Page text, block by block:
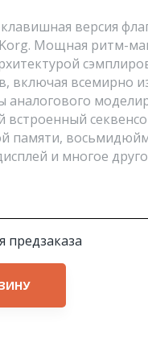
версия
Мощная ритм-
включая всемирно
аналогового
памяти,
и многое
предзаказа